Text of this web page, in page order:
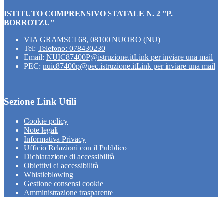
ISTITUTO COMPRENSIVO STATALE N. 2 "P.
BORROTZU"
VIA GRAMSCI 68, 08100 NUORO (NU)
Tel: Telefono: 078430230
Email: NUIC87400P@istruzione.itLink per inviare una mail
PEC: nuic87400p@pec.istruzione.itLink per inviare una mail
Sezione Link Utili
Cookie policy
Note legali
Informativa Privacy
Ufficio Relazioni con il Pubblico
Dichiarazione di accessibilità
Obiettivi di accessibilità
Whistleblowing
Gestione consensi cookie
Amministrazione trasparente